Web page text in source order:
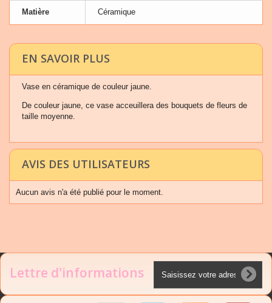
Matière Céramique
EN SAVOIR PLUS
Vase en céramique de couleur jaune.
De couleur jaune, ce vase acceuillera des bouquets de fleurs de
taille moyenne.
AVIS DES UTILISATEURS
Aucun avis n'a été publié pour le moment.
Lettre d'informations